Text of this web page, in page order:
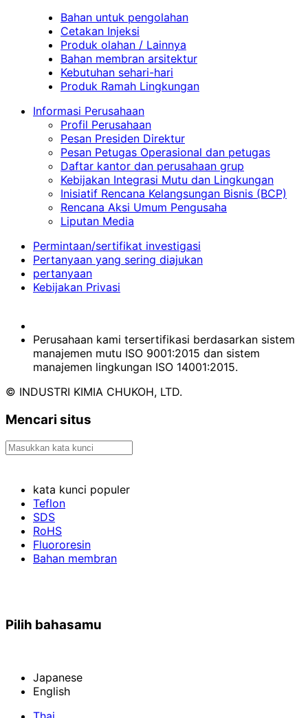
Bahan untuk pengolahan
Cetakan Injeksi
Produk olahan / Lainnya
Bahan membran arsitektur
Kebutuhan sehari-hari
Produk Ramah Lingkungan
Informasi Perusahaan
Profil Perusahaan
Pesan Presiden Direktur
Pesan Petugas Operasional dan petugas
Daftar kantor dan perusahaan grup
Kebijakan Integrasi Mutu dan Lingkungan
Inisiatif Rencana Kelangsungan Bisnis (BCP)
Rencana Aksi Umum Pengusaha
Liputan Media
Permintaan/sertifikat investigasi
Pertanyaan yang sering diajukan
pertanyaan
Kebijakan Privasi
Perusahaan kami tersertifikasi berdasarkan sistem
manajemen mutu ISO 9001:2015 dan sistem
manajemen lingkungan ISO 14001:2015.
© INDUSTRI KIMIA CHUKOH, LTD.
Mencari situs
kata kunci populer
Teflon
SDS
RoHS
Fluororesin
Bahan membran
Pilih bahasamu
Japanese
English